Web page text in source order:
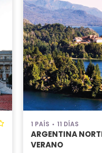
1 PAÍS 11 DÍAS
ARGENTINA
VERANO